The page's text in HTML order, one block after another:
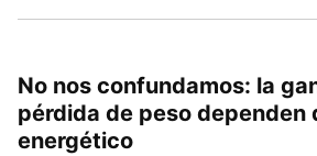
No nos confundamos: la
pérdida de peso dependen
energético